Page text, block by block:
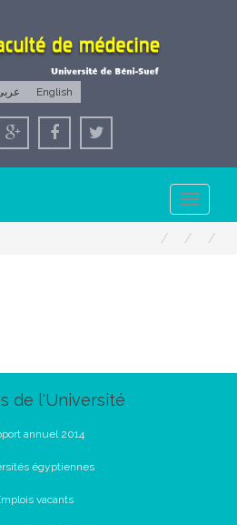
English
Toggle
navigation
de l'Université
annuel 2014
égyptiennes
vacants